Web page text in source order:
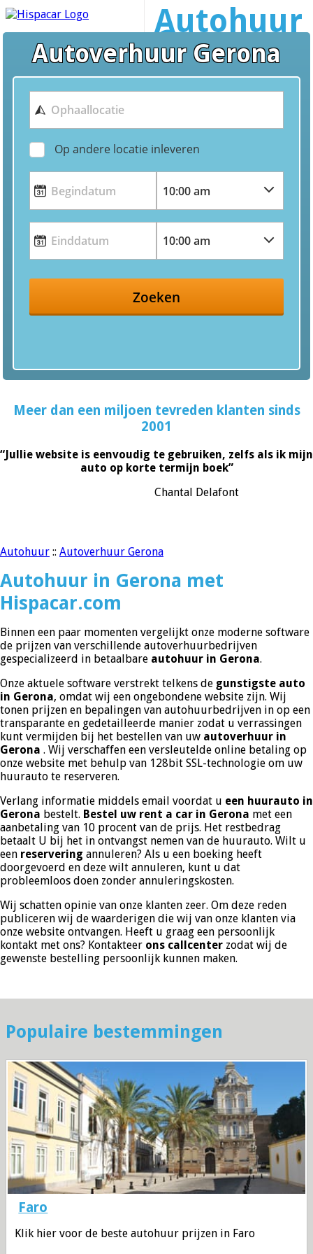
Autohuur
Gerona
Autoverhuur Gerona
Op andere locatie inleveren
Zoeken
Meer dan een miljoen tevreden klanten sinds
2001
“Jullie website is eenvoudig te gebruiken, zelfs als ik mijn
auto op korte termijn boek”
Chantal Delafont
Autohuur :: Autoverhuur Gerona
Autohuur in Gerona met
Hispacar.com
Binnen een paar momenten vergelijkt onze moderne software
de prijzen van verschillende autoverhuurbedrijven
gespecializeerd in betaalbare autohuur in Gerona.
Onze aktuele software verstrekt telkens de gunstigste auto
in Gerona, omdat wij een ongebondene website zijn. Wij
tonen prijzen en bepalingen van autohuurbedrijven in op een
transparante en gedetailleerde manier zodat u verrassingen
kunt vermijden bij het bestellen van uw autoverhuur in
Gerona . Wij verschaffen een versleutelde online betaling op
onze website met behulp van 128bit SSL-technologie om uw
huurauto te reserveren.
Verlang informatie middels email voordat u een huurauto in
Gerona bestelt. Bestel uw rent a car in Gerona met een
aanbetaling van 10 procent van de prijs. Het restbedrag
betaalt U bij het in ontvangst nemen van de huurauto. Wilt u
een reservering annuleren? Als u een boeking heeft
doorgevoerd en deze wilt annuleren, kunt u dat
probleemloos doen zonder annuleringskosten.
Wij schatten opinie van onze klanten zeer. Om deze reden
publiceren wij de waarderigen die wij van onze klanten via
onze website ontvangen. Heeft u graag een persoonlijk
kontakt met ons? Kontakteer ons callcenter zodat wij de
gewenste bestelling persoonlijk kunnen maken.
Populaire bestemmingen
Faro
Klik hier voor de beste autohuur prijzen in Faro